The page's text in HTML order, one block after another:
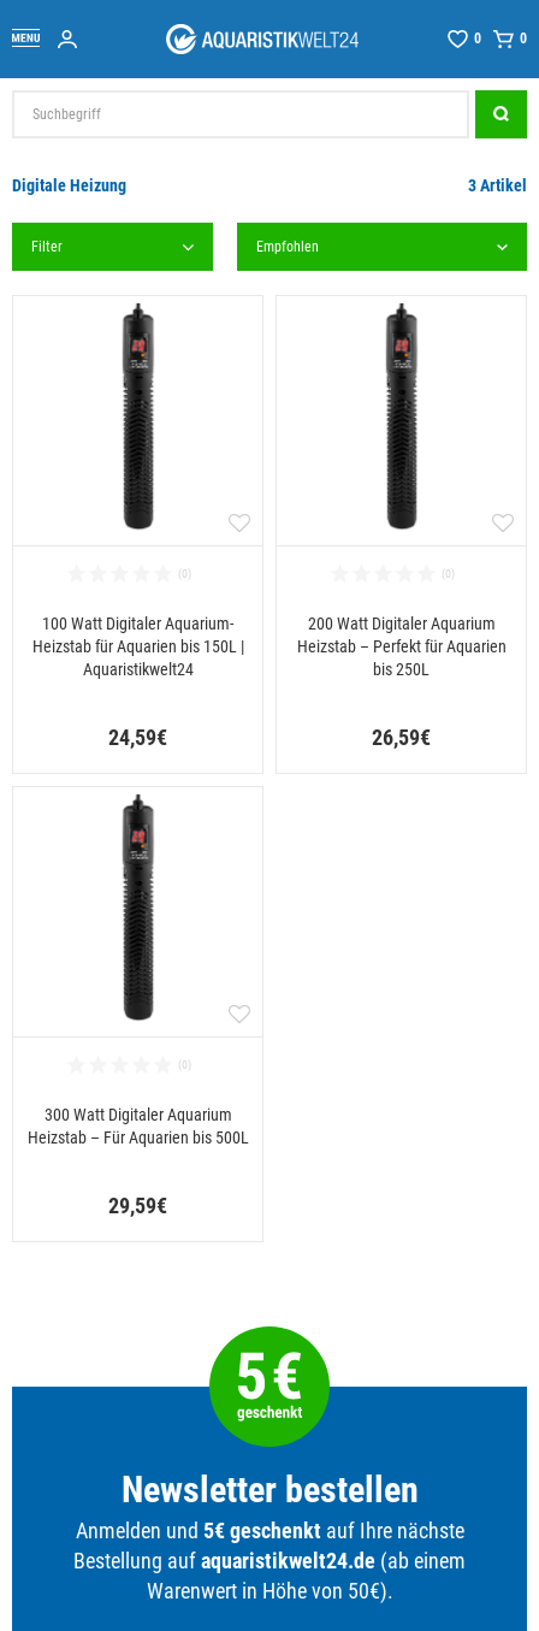
0 0
Digitale Heizung 3 Artikel
Filter
100 Watt Digitaler Aquarium-
Heizstab für Aquarien bis 150L |
Aquaristikwelt24
24,59€
200 Watt Digitaler Aquarium
Heizstab – Perfekt für Aquarien
bis 250L
26,59€
300 Watt Digitaler Aquarium
Heizstab – Für Aquarien bis 500L
29,59€
Newsletter bestellen
Anmelden und 5€ geschenktauf Ihre nächste
Bestellung aufaquaristikwelt24.de (ab einem
Warenwert in Höhe von 50€).